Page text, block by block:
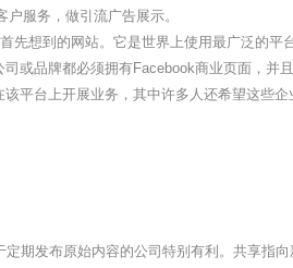
服务，做引流广告展示。
想到的网站。它是世界上使用最广泛的平
或品牌都必须拥有Facebook商业页面，并
平台上开展业务，其中许多人还希望这些企
期发布原始内容的公司特别有利。共享指